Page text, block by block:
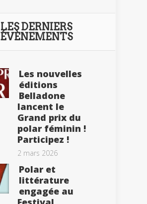
LES DERNIERS
ÉVÈNEMENTS
Les nouvelles
éditions
Belladone
lancent le
Grand prix du
polar féminin !
Participez !
2 mars 2026
Polar et
littérature
engagée au